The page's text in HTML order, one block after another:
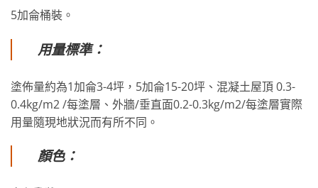
5加侖桶裝。
用量標準：
塗佈量約為1加侖3-4坪，5加侖15-20坪、混凝土屋頂 0.3-
0.4kg/m2 /每塗層、外牆/垂直面0.2-0.3kg/m2/每塗層實際
用量隨現地狀況而有所不同。
顏色：